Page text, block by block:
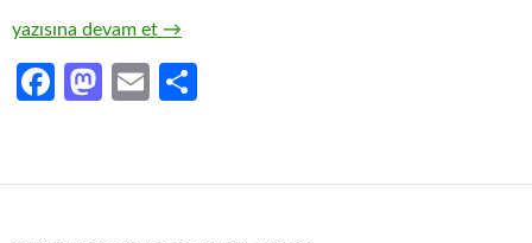
Amstrad CPC ile Pantograf (Akademik)
yazısına devam et →
Fa
o
M
d
E
e